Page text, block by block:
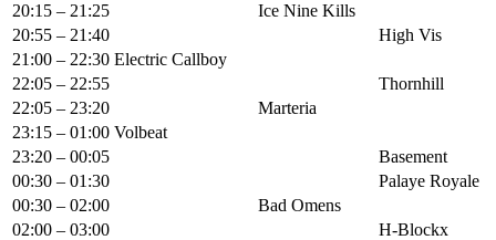
20:15 – 21:25
Ice Nine Kills
20:55 – 21:40
High Vis
21:00 – 22:30 Electric Callboy
22:05 – 22:55
Thornhill
22:05 – 23:20
Marteria
23:15 – 01:00 Volbeat
23:20 – 00:05
Basement
00:30 – 01:30
Palaye Royale
00:30 – 02:00
Bad Omens
02:00 – 03:00
H-Blockx